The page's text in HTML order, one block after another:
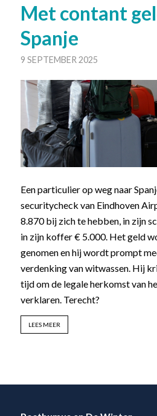
Met contant
Spanje
9 SEPTEMBER 2025
Een particulier op weg naar
securitycheck van Eindhoven
8.870 bij zich te hebben, in zijn
in zijn koffer € 5.000. Het geld
genomen en hij wordt prompt
verdenking van witwassen. Hij
tijd om de legale herkomst van
verklaren. Terecht?
LEES MEER